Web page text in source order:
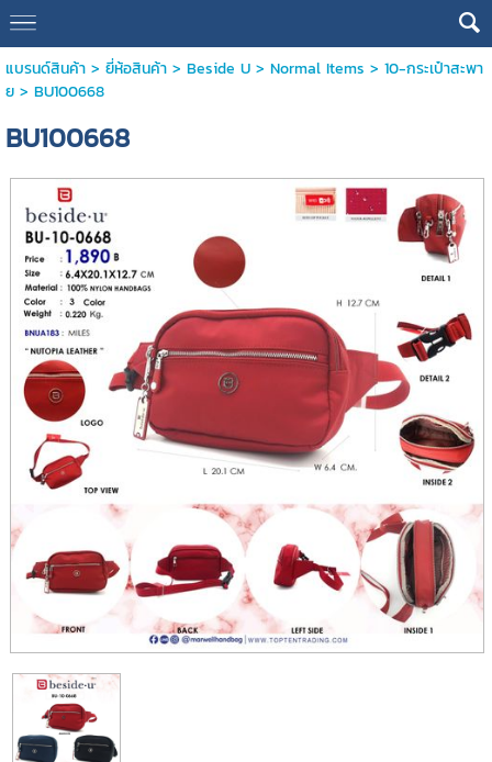
แบรนด์สินค้า> ยี่ห้อสินค้า> Beside U> Normal Items > 10-กระเป๋าสะพา
ย> BU100668
BU100668